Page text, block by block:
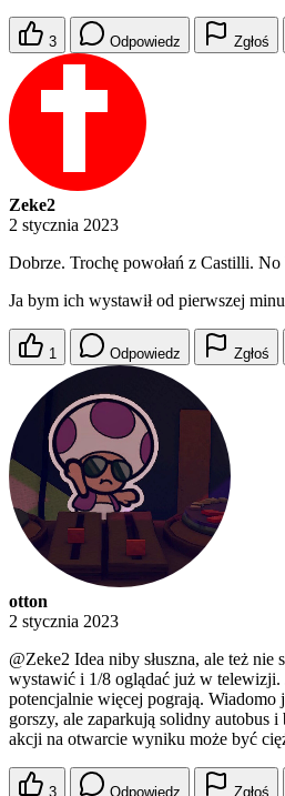
3 Odpowiedz Zgłoś
Zeke2
2 stycznia 2023
Dobrze. Trochę powołań z Castilli.
Ja bym ich wystawił od pierwszej
1 Odpowiedz Zgłoś
otton
2 stycznia 2023
@Zeke2 Idea niby słuszna, ale też
wystawić i 1/8 oglądać już w telewizji.
potencjalnie więcej pograją. Wiadomo
gorszy, ale zaparkują solidny autobus
akcji na otwarcie wyniku może być
3 Odpowiedz Zgłoś